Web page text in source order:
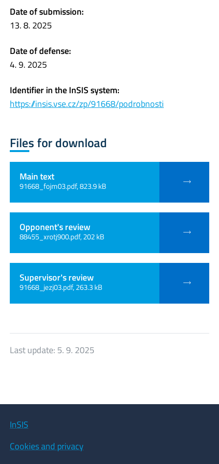
Date of submission:
13. 8. 2025
Date of defense:
4. 9. 2025
Identifier in the InSIS system:
https://insis.vse.cz/zp/91668/podrobnosti
Files for download
Main text
91668_fojm03.pdf, 823.9 kB
Opponent's review
88455_xrotj900.pdf, 202 kB
Supervisor's review
91668_jezj03.pdf, 263.3 kB
Last update: 5. 9. 2025
InSIS
Cookies and privacy